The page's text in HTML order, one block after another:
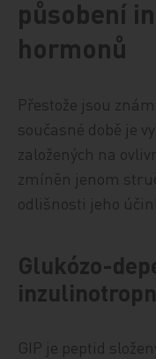
působení
hormonů
Přestože jsou
současné době je
založených na
zmíněn jenom
odlišnosti jeho
Glukózo-
GIP je peptid